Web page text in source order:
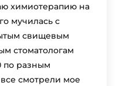
химиотерапию на
мучилась с
свищевым
стоматологам
по разным
смотрели мое